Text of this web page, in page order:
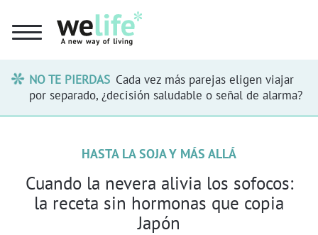
NO TE PIERDAS Cada vez más parejas eligen viajar
por separado, ¿decisión saludable o señal de alarma?
HASTA LA SOJA Y MÁS ALLÁ
Cuando la nevera alivia los sofocos:
la receta sin hormonas que copia
Japón